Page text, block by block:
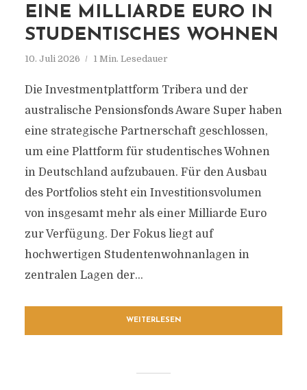
EINE MILLIARDE EURO IN
STUDENTISCHES WOHNEN
10. Juli 2026 1 Min. Lesedauer
Die Investmentplattform Tribera und der
australische Pensionsfonds Aware Super haben
eine strategische Partnerschaft geschlossen,
um eine Plattform für studentisches Wohnen
in Deutschland aufzubauen. Für den Ausbau
des Portfolios steht ein Investitionsvolumen
von insgesamt mehr als einer Milliarde Euro
zur Verfügung. Der Fokus liegt auf
hochwertigen Studentenwohnanlagen in
zentralen Lagen der...
WEITERLESEN